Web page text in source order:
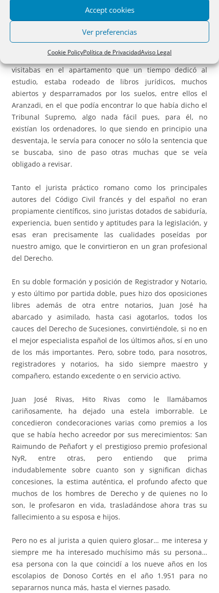
Accept cookies
Ver preferencias
Cookie PolicyPolítica de PrivacidadAviso Legal
mano tendida, amplia sonrisa, afectuoso y elegante, ya se
le propusiera un artículo o una intervención, por enredado
o fastidioso que fuese.
Pocos conocían la jurisprudencia como él. Cuando le
visitabas en el apartamento que un tiempo dedicó al
estudio, estaba rodeado de libros jurídicos, muchos
abiertos y desparramados por los suelos, entre ellos el
Aranzadi, en el que podía encontrar lo que había dicho el
Tribunal Supremo, algo nada fácil pues, para él, no
existían los ordenadores, lo que siendo en principio una
desventaja, le servía para conocer no sólo la sentencia que
se buscaba, sino de paso otras muchas que se veía
obligado a revisar.
Tanto el jurista práctico romano como los principales
autores del Código Civil francés y del español no eran
propiamente científicos, sino juristas dotados de sabiduría,
experiencia, buen sentido y aptitudes para la legislación, y
esas eran precisamente las cualidades poseídas por
nuestro amigo, que le convirtieron en un gran profesional
del Derecho.
En su doble formación y posición de Registrador y Notario,
y esto último por partida doble, pues hizo dos oposiciones
libres además de otra entre notarios, Juan José ha
abarcado y asimilado, hasta casi agotarlos, todos los
cauces del Derecho de Sucesiones, convirtiéndole, si no en
el mejor especialista español de los últimos años, sí en uno
de los más importantes. Pero, sobre todo, para nosotros,
registradores y notarios, ha sido siempre maestro y
compañero, estando excedente o en servicio activo.
Juan José Rivas, Hito Rivas como le llamábamos
cariñosamente, ha dejado una estela imborrable. Le
concedieron condecoraciones varias como premios a los
que se había hecho acreedor por sus merecimientos: San
Raimundo de Peñafort y el prestigioso premio profesional
NyR, entre otras, pero entiendo que prima
indudablemente sobre cuanto son y significan dichas
concesiones, la estima auténtica, el profundo afecto que
muchos de los hombres de Derecho y de quienes no lo
son, le profesaron en vida, trasladándose ahora tras su
fallecimiento a su esposa e hijos.
Pero no es al jurista a quien quiero glosar… me interesa y
siempre me ha interesado muchísimo más su persona…
esa persona con la que coincidí a los nueve años en los
escolapios de Donoso Cortés en el año 1.951 para no
separarnos nunca más, hasta el viernes pasado.